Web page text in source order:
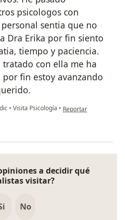
psicologos con
sentia que no
Dra Erika por fin siento
tiempo y paciencia.
con ella me ha
fin estoy avanzando
• Visita Psicología • en opinión del
Reportar
a decidir qué
visitar?
No